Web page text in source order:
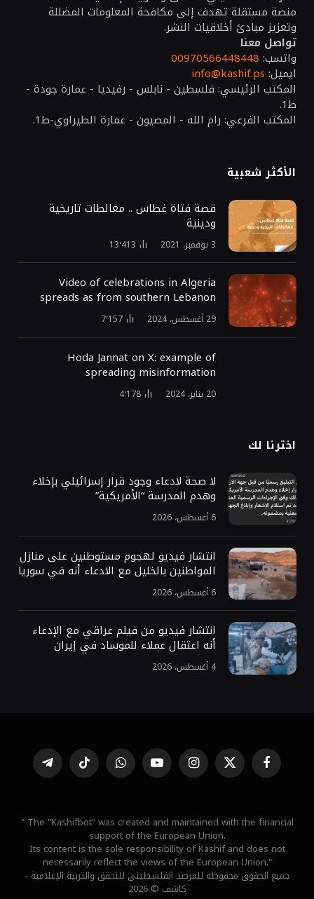
منصة مستقلة تهدف إلى مكافحة المعلومات المضللة
وتعزيز مبادئ أخلاقيات النشر.
تواصل معنا
واتسب: 00970566448448
ايميل: info@kashif.ps
المكتب الرئيسي: فلسطين - نابلس - رفيديا - عمارة جودة -
ط1.
المكتب الفرعي: رام الله - المصيون - عمارة الطيراوي-ط1.
الأكثر شعبية
قصة فتاة غطاس .. مغالطات تاريخية
ودينية
3 نوفمبر، 2021 13٬413
Video of celebrations in Algeria
spreads as from southern Lebanon
29 أغسطس، 2024 7٬157
Hoda Jannat on X: example of
spreading misinformation
20 يناير، 2024 4٬178
اخترنا لك
لا صحة لادعاء وجود قرار إسرائيلي بإخلاء
وهدم المدرسة “الأمريكية”
6 أغسطس، 2026
انتشار فيديو لهجوم مستوطنين على منازل
المواطنين بالخليل مع الادعاء أنه في سوريا
6 أغسطس، 2026
انتشار فيديو من فيلم عراقي مع الإدعاء
أنه اعتقال عملاء للموساد في إيران
4 أغسطس، 2026
فيسبوك X
(Twitter)
الانستغراميوتيوب واتساب تيكتوك تيلقرام
" The "Kashifbot" was created and maintained with the financial
support of the European Union.
Its content is the sole responsibility of Kashif and does not
necessarily reflect the views of the European Union."
جميع الحقوق محفوظة للمرصد الفلسطيني للتحقق والتربية الإعلامية -
كاشف © 2026